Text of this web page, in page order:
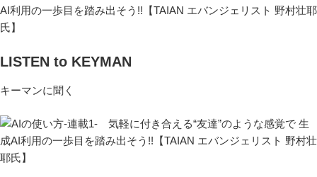
AI利用の一歩目を踏み出そう!!【TAIAN エバンジェリスト 野村壮耶
氏】
LISTEN to KEYMAN
キーマンに聞く